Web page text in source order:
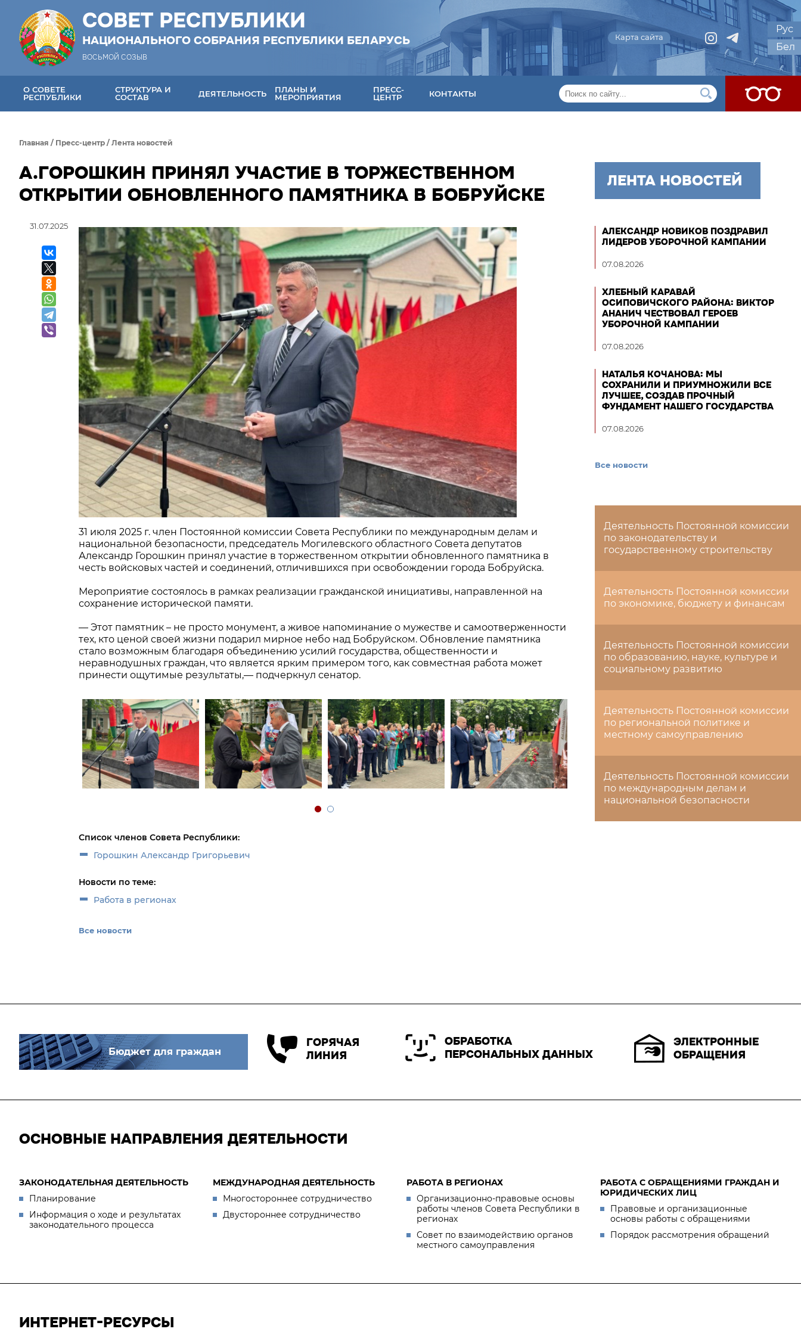
СОВЕТ РЕСПУБЛИКИ
НАЦИОНАЛЬНОГО СОБРАНИЯ РЕСПУБЛИКИ БЕЛАРУСЬ
ВОСЬМОЙ СОЗЫВ
Карта сайта
Рус
Бел
О СОВЕТЕ
РЕСПУБЛИКИ
СТРУКТУРА И
СОСТАВ
ДЕЯТЕЛЬНОСТЬ
ПЛАНЫ И
МЕРОПРИЯТИЯ
ПРЕСС-
ЦЕНТР
КОНТАКТЫ
Главная / Пресс-центр / Лента новостей
А.ГОРОШКИН ПРИНЯЛ УЧАСТИЕ В ТОРЖЕСТВЕННОМ
ОТКРЫТИИ ОБНОВЛЕННОГО ПАМЯТНИКА В БОБРУЙСКЕ
31.07.2025
31 июля 2025 г. член Постоянной комиссии Совета Республики по международным делам и
национальной безопасности, председатель Могилевского областного Совета депутатов
Александр Горошкин принял участие в торжественном открытии обновленного памятника в
честь войсковых частей и соединений, отличившихся при освобождении города Бобруйска.
Мероприятие состоялось в рамках реализации гражданской инициативы, направленной на
сохранение исторической памяти.
— Этот памятник – не просто монумент, а живое напоминание о мужестве и самоотверженности
тех, кто ценой своей жизни подарил мирное небо над Бобруйском. Обновление памятника
стало возможным благодаря объединению усилий государства, общественности и
неравнодушных граждан, что является ярким примером того, как совместная работа может
принести ощутимые результаты,— подчеркнул сенатор.
Список членов Совета Республики:
Горошкин Александр Григорьевич
Новости по теме:
Работа в регионах
Все новости
ЛЕНТА НОВОСТЕЙ
АЛЕКСАНДР НОВИКОВ ПОЗДРАВИЛ
ЛИДЕРОВ УБОРОЧНОЙ КАМПАНИИ
07.08.2026
ХЛЕБНЫЙ КАРАВАЙ
ОСИПОВИЧСКОГО РАЙОНА: ВИКТОР
АНАНИЧ ЧЕСТВОВАЛ ГЕРОЕВ
УБОРОЧНОЙ КАМПАНИИ
07.08.2026
НАТАЛЬЯ КОЧАНОВА: МЫ
СОХРАНИЛИ И ПРИУМНОЖИЛИ ВСЕ
ЛУЧШЕЕ, СОЗДАВ ПРОЧНЫЙ
ФУНДАМЕНТ НАШЕГО ГОСУДАРСТВА
07.08.2026
Все новости
Деятельность Постоянной комиссии
по законодательству и
государственному строительству
Деятельность Постоянной комиссии
по экономике, бюджету и финансам
Деятельность Постоянной комиссии
по образованию, науке, культуре и
социальному развитию
Деятельность Постоянной комиссии
по региональной политике и
местному самоуправлению
Деятельность Постоянной комиссии
по международным делам и
национальной безопасности
Бюджет для граждан
ГОРЯЧАЯ
ЛИНИЯ
ОБРАБОТКА
ПЕРСОНАЛЬНЫХ ДАННЫХ
ЭЛЕКТРОННЫЕ
ОБРАЩЕНИЯ
ОСНОВНЫЕ НАПРАВЛЕНИЯ ДЕЯТЕЛЬНОСТИ
ЗАКОНОДАТЕЛЬНАЯ ДЕЯТЕЛЬНОСТЬ
Планирование
Информация о ходе и результатах
законодательного процесса
МЕЖДУНАРОДНАЯ ДЕЯТЕЛЬНОСТЬ
Многостороннее сотрудничество
Двустороннее сотрудничество
РАБОТА В РЕГИОНАХ
Организационно-правовые основы
работы членов Совета Республики в
регионах
Совет по взаимодействию органов
местного самоуправления
РАБОТА С ОБРАЩЕНИЯМИ ГРАЖДАН И
ЮРИДИЧЕСКИХ ЛИЦ
Правовые и организационные
основы работы с обращениями
Порядок рассмотрения обращений
ИНТЕРНЕТ-РЕСУРСЫ